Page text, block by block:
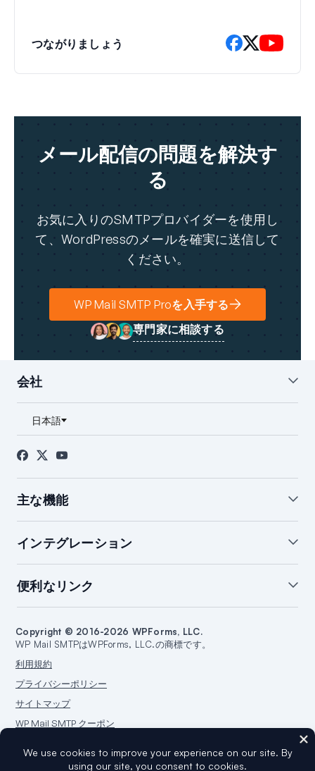
つながりましょう
メール配信の問題を解決す
る
お気に入りのSMTPプロバイダーを使用し
て、WordPressのメールを確実に送信して
ください。
WP Mail SMTP Proを入手する
専門家に相談する
会社
お問い合わせ
アフィリエイト
主な機能
WordPressメールログ
バックアップ接続
メール障害アラート
WordPressメールレポート
開封＆クリック追跡
インテグレーション
Brevoインテグレーション
SMTP.comインテグレーション
Amazon SESインテグレーション
Google/Gmailインテグレーション
Mailgunインテグレーション
Microsoft 365インテグレーション
Outlook.comインテグレーション
Postmarkインテグレーション
Sendgrid連携
SparkPost連携
便利なリンク
ドキュメント
WordPressホスティング
ウェブサイトを作成する
WordPressガイド
Copyright © 2016-2026 WPForms, LLC.
WP Mail SMTPはWPForms, LLC.の商標です。
利用規約
プライバシーポリシー
サイトマップ
WP Mail SMTP クーポン